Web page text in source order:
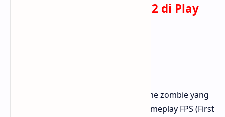
Download Into the Dead 2 di Play
Dead Trigger 2 adalah salah satu game zombie yang
paling populer di Android dengan gameplay FPS (First